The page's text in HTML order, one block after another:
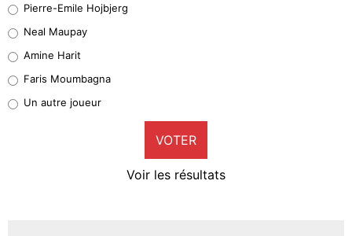
5%
1%
9%
Pierre-Emile Hojbjerg
Neal Maupay
Amine Harit
Faris Moumbagna
Un autre joueur
VOTER
Voir les résultats